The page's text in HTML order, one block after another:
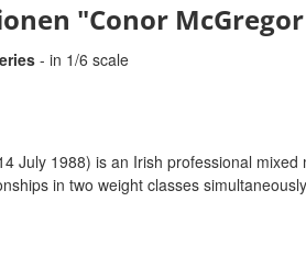
"Conor McGregor
- in 1/6 scale
July 1988) is an Irish professional
in two weight classes